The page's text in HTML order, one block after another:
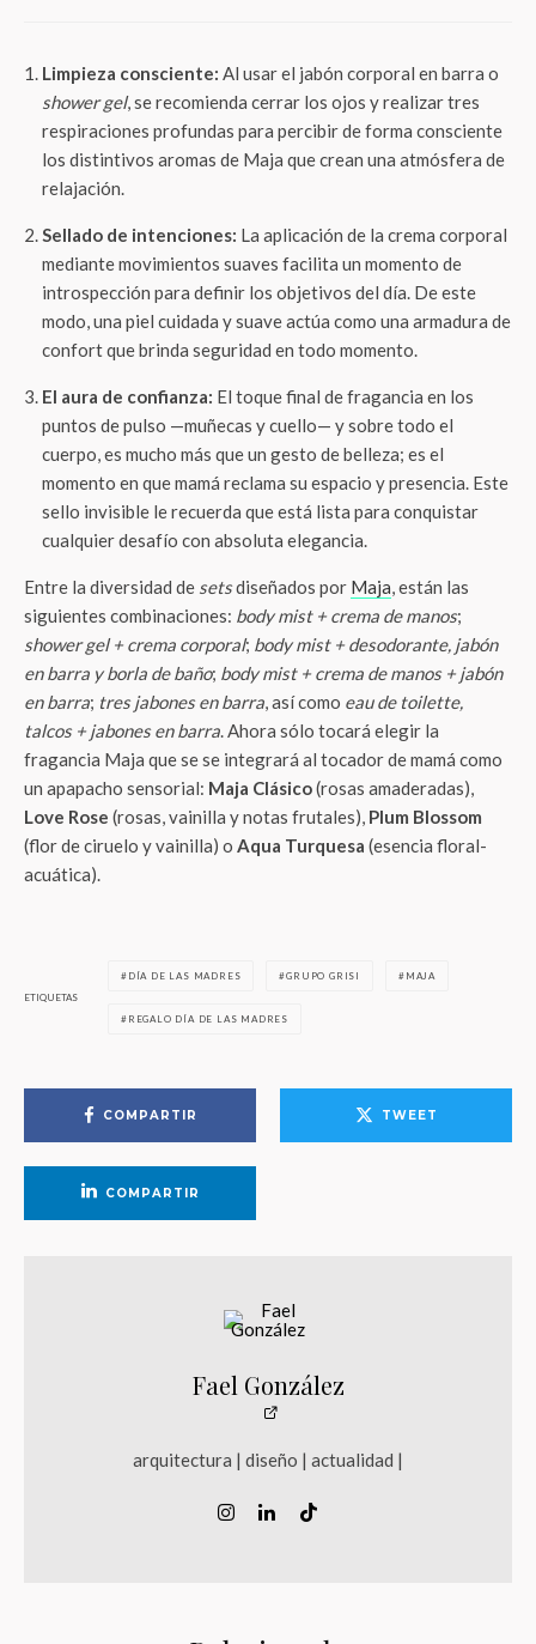
Limpieza consciente: Al usar el jabón corporal en barra o
shower gel, se recomienda cerrar los ojos y realizar tres
respiraciones profundas para percibir de forma consciente
los distintivos aromas de Maja que crean una atmósfera de
relajación.
Sellado de intenciones: La aplicación de la crema corporal
mediante movimientos suaves facilita un momento de
introspección para definir los objetivos del día. De este
modo, una piel cuidada y suave actúa como una armadura de
confort que brinda seguridad en todo momento.
El aura de confianza: El toque final de fragancia en los
puntos de pulso —muñecas y cuello— y sobre todo el
cuerpo, es mucho más que un gesto de belleza; es el
momento en que mamá reclama su espacio y presencia. Este
sello invisible le recuerda que está lista para conquistar
cualquier desafío con absoluta elegancia.
Entre la diversidad de setsdiseñados por Maja, están las
siguientes combinaciones: body mist + crema de manos;
shower gel + crema corporal; body mist + desodorante, jabón
en barra y borla de baño; body mist + crema de manos + jabón
en barra; tres jabones en barra, así como eau de toilette,
talcos + jabones en barra. Ahora sólo tocará elegir la
fragancia Maja que se se integrará al tocador de mamá como
un apapacho sensorial: Maja Clásico(rosas amaderadas),
Love Rose (rosas, vainilla y notas frutales), Plum Blossom
(flor de ciruelo y vainilla) o Aqua Turquesa (esencia floral-
acuática).
ETIQUETAS
DÍA DE LAS MADRES GRUPO GRISI MAJA
REGALO DÍA DE LAS MADRES
COMPARTIR TWEET
COMPARTIR
Fael González
arquitectura | diseño | actualidad |